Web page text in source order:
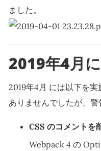
ました。
2019年4月
2019年4月 には以下を
ありませんでしたが、警
CSS のコメントを
Webpack 4 の